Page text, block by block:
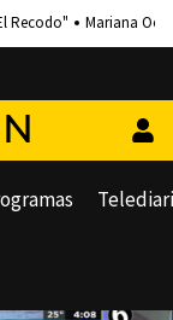
Recodo" Mariana